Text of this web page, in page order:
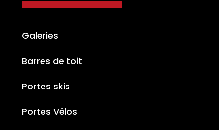
Galeries
Barres de toit
Portes skis
Portes Vélos